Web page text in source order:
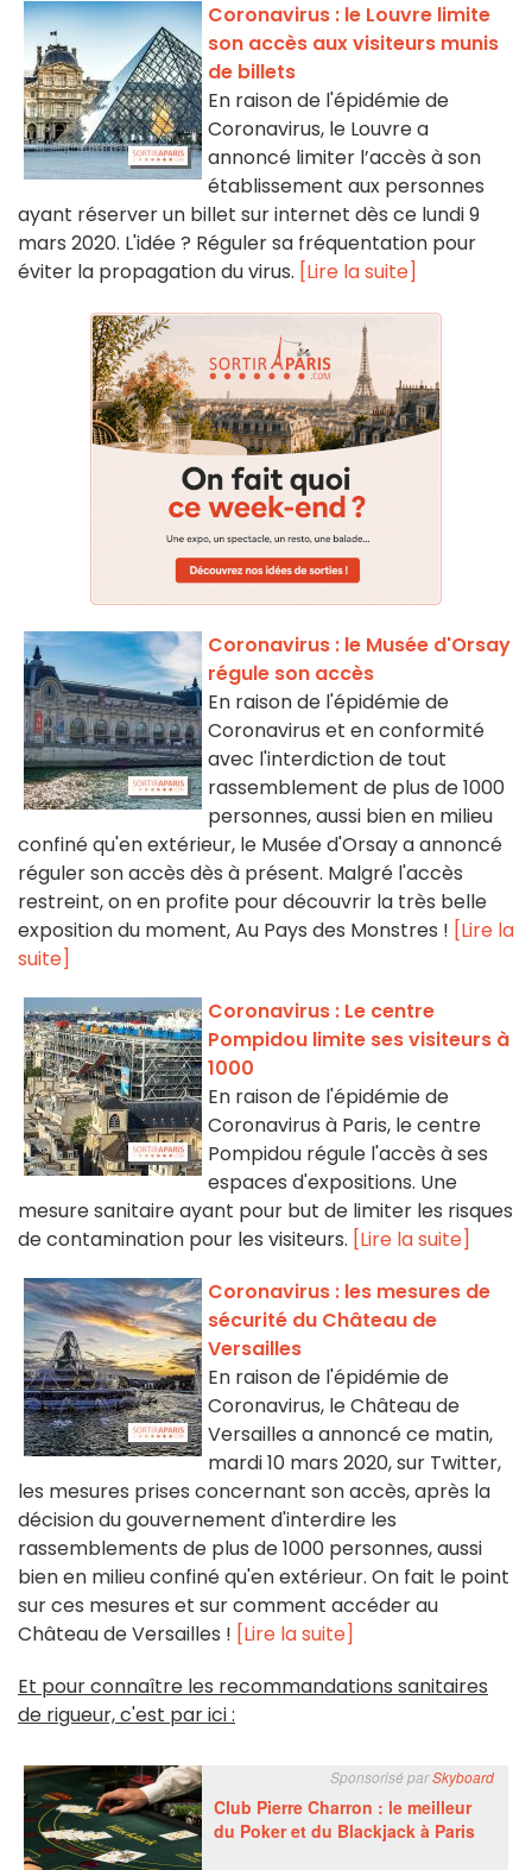
Coronavirus : le Louvre limite
son accès aux visiteurs munis
de billets
En raison de l'épidémie de
Coronavirus, le Louvre a
annoncé limiter l’accès à son
établissement aux personnes
ayant réserver un billet sur internet dès ce lundi 9
mars 2020. L'idée ? Réguler sa fréquentation pour
éviter la propagation du virus. [Lire la suite]
Coronavirus : le Musée d'Orsay
régule son accès
En raison de l'épidémie de
Coronavirus et en conformité
avec l'interdiction de tout
rassemblement de plus de 1000
personnes, aussi bien en milieu
confiné qu'en extérieur, le Musée d'Orsay a annoncé
réguler son accès dès à présent. Malgré l'accès
restreint, on en profite pour découvrir la très belle
exposition du moment, Au Pays des Monstres ! [Lire la
suite]
Coronavirus : Le centre
Pompidou limite ses visiteurs à
1000
En raison de l'épidémie de
Coronavirus à Paris, le centre
Pompidou régule l'accès à ses
espaces d'expositions. Une
mesure sanitaire ayant pour but de limiter les risques
de contamination pour les visiteurs. [Lire la suite]
Coronavirus : les mesures de
sécurité du Château de
Versailles
En raison de l'épidémie de
Coronavirus, le Château de
Versailles a annoncé ce matin,
mardi 10 mars 2020, sur Twitter,
les mesures prises concernant son accès, après la
décision du gouvernement d'interdire les
rassemblements de plus de 1000 personnes, aussi
bien en milieu confiné qu'en extérieur. On fait le point
sur ces mesures et sur comment accéder au
Château de Versailles ! [Lire la suite]
Et pour connaître les recommandations sanitaires
de rigueur, c'est par ici :